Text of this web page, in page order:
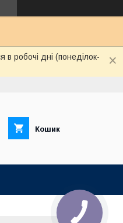
робочі дні (понеділок-
Кошик